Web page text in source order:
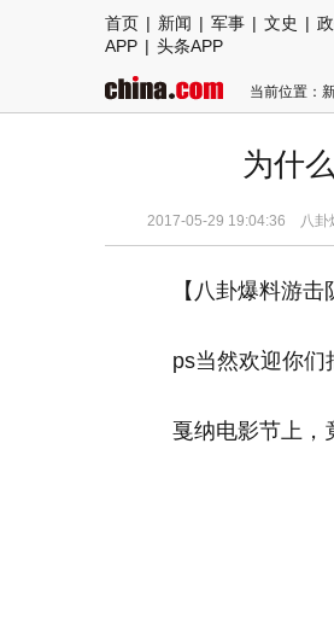
首页 | 新闻 | 军事 | 文史 |
APP | 头条APP
当前位置：
为什
2017-05-29 19:04:36 八卦
【八卦爆料游
ps当然欢迎你们
戛纳电影节上，